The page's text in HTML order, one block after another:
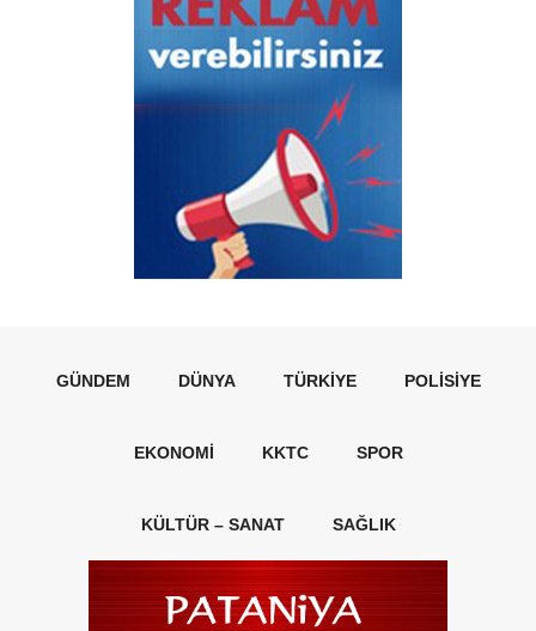
GÜNDEM DÜNYA TÜRKIYE POLISIYE
EKONOMI KKTC SPOR
KÜLTÜR – SANAT SAĞLIK